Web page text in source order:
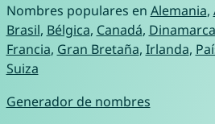
Nombres populares en Alemania,
Brasil, Bélgica, Canadá, Dinamarca
Francia, Gran Bretaña, Irlanda,
Suiza
Generador de nombres